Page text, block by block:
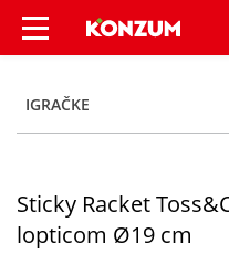
Sticky
IGRAČKE
Sticky Racket
lopticom Ø19 cm